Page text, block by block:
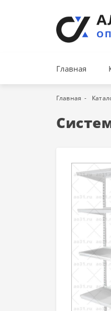
Главная
Главная